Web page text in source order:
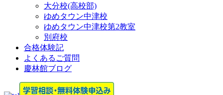
大分校(高校部)
ゆめタウン中津校
ゆめタウン中津校第2教室
別府校
合格体験記
よくあるご質問
慶林館ブログ